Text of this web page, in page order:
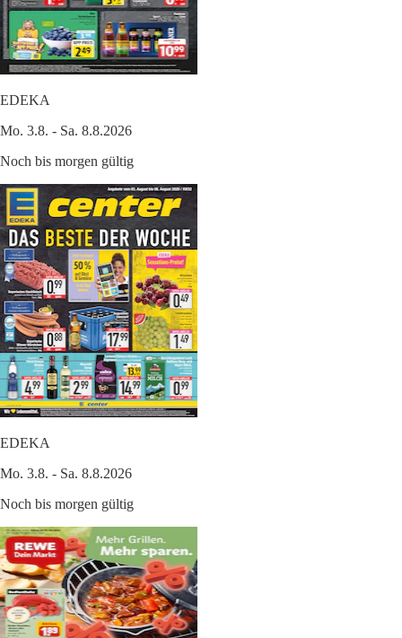
EDEKA
Mo. 3.8. - Sa. 8.8.2026
Noch bis morgen gültig
EDEKA
Mo. 3.8. - Sa. 8.8.2026
Noch bis morgen gültig